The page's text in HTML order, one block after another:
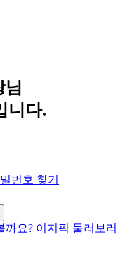
님
니다.
번호 찾기